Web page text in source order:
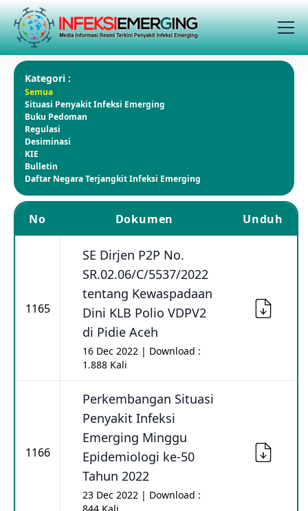
Kategori :
Semua
Situasi Penyakit Infeksi Emerging
Buku Pedoman
Regulasi
Desiminasi
KIE
Bulletin
Daftar Negara Terjangkit Infeksi Emerging
No Dokumen Unduh
1165
SE Dirjen P2P No.
SR.02.06/C/5537/2022
tentang Kewaspadaan
Dini KLB Polio VDPV2
di Pidie Aceh
16 Dec 2022 | Download :
1.888 Kali
1166
Perkembangan Situasi
Penyakit Infeksi
Emerging Minggu
Epidemiologi ke-50
Tahun 2022
23 Dec 2022 | Download :